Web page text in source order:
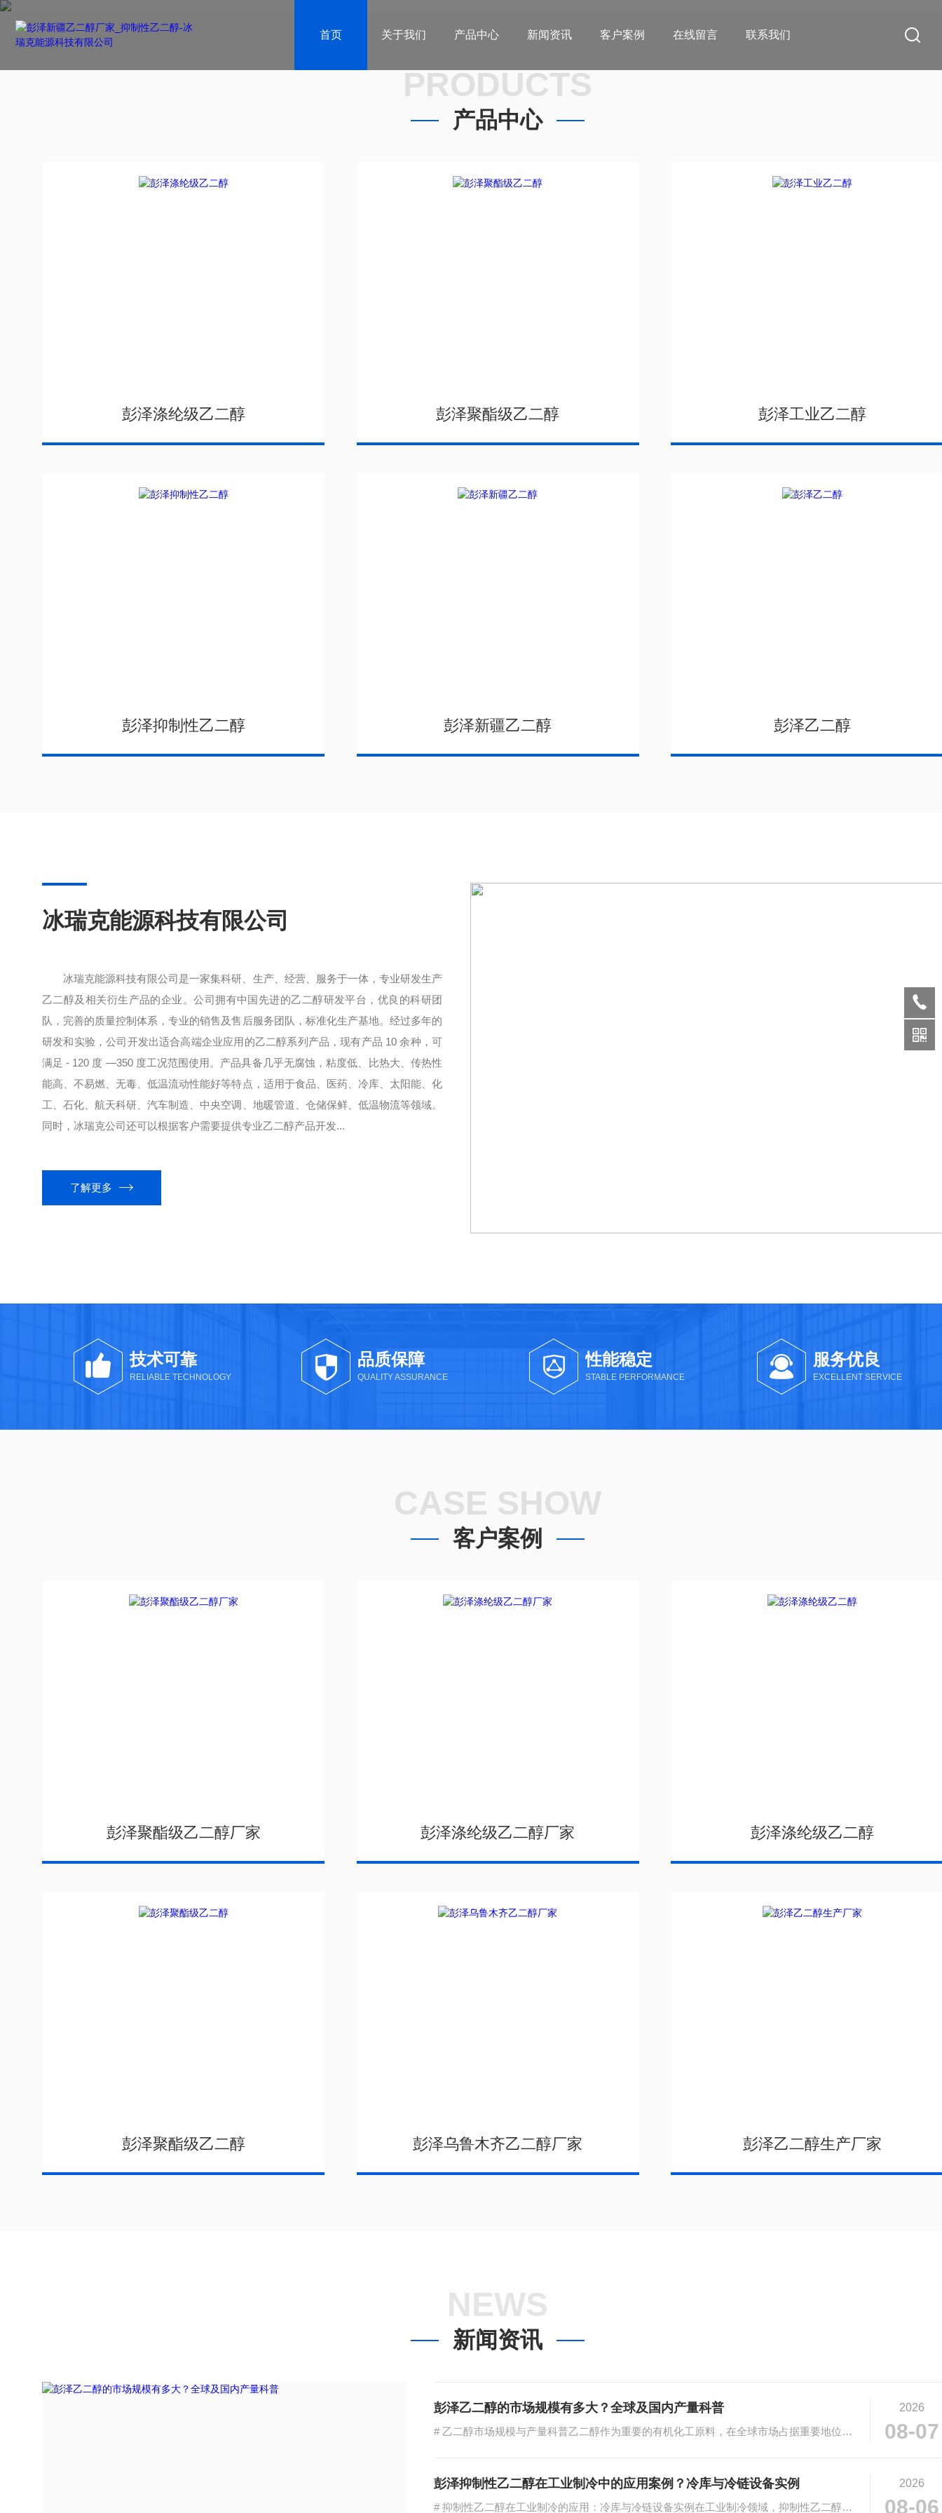
首页 关于我们 产品中心 新闻资讯 客户案例 在线留言 联系我们
PRODUCTS
产品中心
彭泽涤纶级乙二醇 彭泽聚酯级乙二醇 彭泽工业乙二醇
彭泽抑制性乙二醇 彭泽新疆乙二醇 彭泽乙二醇
冰瑞克能源科技有限公司
冰瑞克能源科技有限公司是一家集科研、生产、经营、服务于一体，专业研发生产
乙二醇及相关衍生产品的企业。公司拥有中国先进的乙二醇研发平台，优良的科研团
队，完善的质量控制体系，专业的销售及售后服务团队，标准化生产基地。经过多年的
研发和实验，公司开发出适合高端企业应用的乙二醇系列产品，现有产品 10 余种，可
满足 - 120 度 —350 度工况范围使用。产品具备几乎无腐蚀，粘度低、比热大、传热性
能高、不易燃、无毒、低温流动性能好等特点，适用于食品、医药、冷库、太阳能、化
工、石化、航天科研、汽车制造、中央空调、地暖管道、仓储保鲜、低温物流等领域。
同时，冰瑞克公司还可以根据客户需要提供专业乙二醇产品开发...
了解更多
技术可靠
RELIABLE TECHNOLOGY
品质保障
QUALITY ASSURANCE
性能稳定
STABLE PERFORMANCE
服务优良
EXCELLENT SERVICE
CASE SHOW
客户案例
彭泽聚酯级乙二醇厂家 彭泽涤纶级乙二醇厂家 彭泽涤纶级乙二醇
彭泽聚酯级乙二醇 彭泽乌鲁木齐乙二醇厂家 彭泽乙二醇生产厂家
NEWS
新闻资讯
彭泽乙二醇的市场规模有多大？全球及国内产量科普
# 乙二醇市场规模与产量科普乙二醇作为重要的有机化工原料，在全球市场占据重要地位。···
2026
08-07
彭泽抑制性乙二醇在工业制冷中的应用案例？冷库与冷链设备实例
# 抑制性乙二醇在工业制冷的应用：冷库与冷链设备实例在工业制冷领域，抑制性乙二醇凭···
2026
08-06